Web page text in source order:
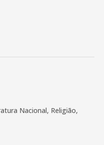
Nacional, Religião,